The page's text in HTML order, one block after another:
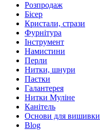
Розпродаж
Бісер
Кристали, стрази
Фурнітура
Інструмент
Намистини
Перли
Нитки, шнури
Паєтки
Галантерея
Нитки Муліне
Канітель
Основи для вишивки
Blog